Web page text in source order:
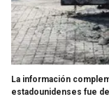
La información
estadounidenses fue